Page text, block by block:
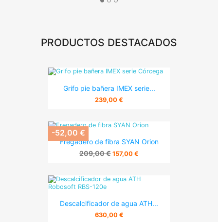
PRODUCTOS DESTACADOS
Grifo pie bañera IMEX serie...
239,00 €
Fregadero de fibra SYAN Orion
209,00 € 157,00 €
-52,00 €
Descalcificador de agua ATH...
630,00 €